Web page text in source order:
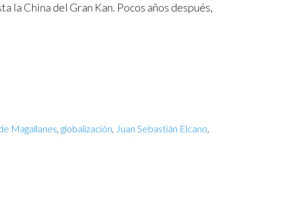
la China del Gran Kan. Pocos años después,
Magallanes, globalización, Juan Sebastián Elcano,